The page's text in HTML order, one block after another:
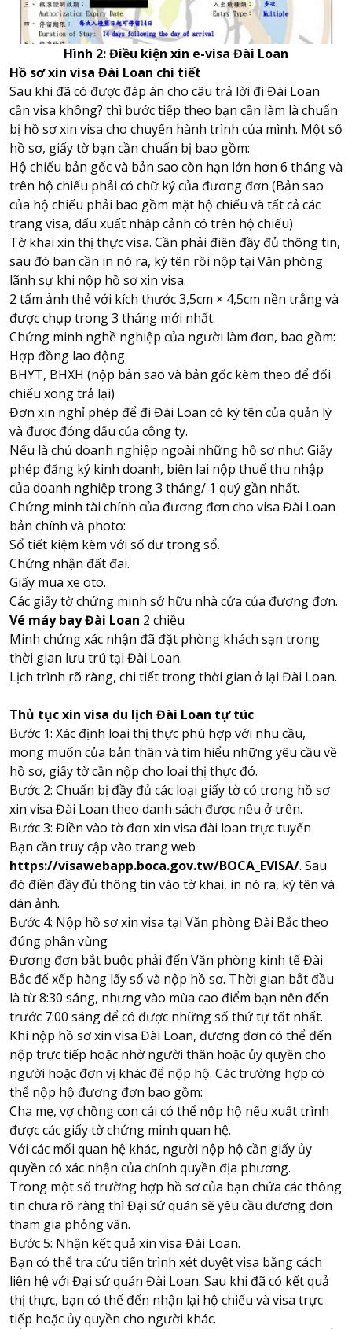
Hình 2: Điều kiện xin e-visa Đài Loan
Hồ sơ xin visa Đài Loan chi tiết
Sau khi đã có được đáp án cho câu trả lời đi Đài Loan
cần visa không? thì bước tiếp theo bạn cần làm là chuẩn
bị hồ sơ xin visa cho chuyến hành trình của mình. Một số
hồ sơ, giấy tờ bạn cần chuẩn bị bao gồm:
Hộ chiếu bản gốc và bản sao còn hạn lớn hơn 6 tháng và
trên hộ chiếu phải có chữ ký của đương đơn (Bản sao
của hộ chiếu phải bao gồm mặt hộ chiếu và tất cả các
trang visa, dấu xuất nhập cảnh có trên hộ chiếu)
Tờ khai xin thị thực visa. Cần phải điền đầy đủ thông tin,
sau đó bạn cần in nó ra, ký tên rồi nộp tại Văn phòng
lãnh sự khi nộp hồ sơ xin visa.
2 tấm ảnh thẻ với kích thước 3,5cm × 4,5cm nền trắng và
được chụp trong 3 tháng mới nhất.
Chứng minh nghề nghiệp của người làm đơn, bao gồm:
Hợp đồng lao động
BHYT, BHXH (nộp bản sao và bản gốc kèm theo để đối
chiếu xong trả lại)
Đơn xin nghỉ phép để đi Đài Loan có ký tên của quản lý
và được đóng dấu của công ty.
Nếu là chủ doanh nghiệp ngoài những hồ sơ như: Giấy
phép đăng ký kinh doanh, biên lai nộp thuế thu nhập
của doanh nghiệp trong 3 tháng/ 1 quý gần nhất.
Chứng minh tài chính của đương đơn cho visa Đài Loan
bản chính và photo:
Sổ tiết kiệm kèm với số dư trong sổ.
Chứng nhận đất đai.
Giấy mua xe oto.
Các giấy tờ chứng minh sở hữu nhà cửa của đương đơn.
Vé máy bay Đài Loan 2 chiều
Minh chứng xác nhận đã đặt phòng khách sạn trong
thời gian lưu trú tại Đài Loan.
Lịch trình rõ ràng, chi tiết trong thời gian ở lại Đài Loan.
Thủ tục xin visa du lịch Đài Loan tự túc
Bước 1: Xác định loại thị thực phù hợp với nhu cầu,
mong muốn của bản thân và tìm hiểu những yêu cầu về
hồ sơ, giấy tờ cần nộp cho loại thị thực đó.
Bước 2: Chuẩn bị đầy đủ các loại giấy tờ có trong hồ sơ
xin visa Đài Loan theo danh sách được nêu ở trên.
Bước 3: Điền vào tờ đơn xin visa đài loan trực tuyến
Bạn cần truy cập vào trang web
https://visawebapp.boca.gov.tw/BOCA_EVISA/. Sau
đó điền đầy đủ thông tin vào tờ khai, in nó ra, ký tên và
dán ảnh.
Bước 4: Nộp hồ sơ xin visa tại Văn phòng Đài Bắc theo
đúng phân vùng
Đương đơn bắt buộc phải đến Văn phòng kinh tế Đài
Bắc để xếp hàng lấy số và nộp hồ sơ. Thời gian bắt đầu
là từ 8:30 sáng, nhưng vào mùa cao điểm bạn nên đến
trước 7:00 sáng để có được những số thứ tự tốt nhất.
Khi nộp hồ sơ xin visa Đài Loan, đương đơn có thể đến
nộp trực tiếp hoặc nhờ người thân hoặc ủy quyền cho
người hoặc đơn vị khác để nộp hộ. Các trường hợp có
thể nộp hộ đương đơn bao gồm:
Cha mẹ, vợ chồng con cái có thể nộp hộ nếu xuất trình
được các giấy tờ chứng minh quan hệ.
Với các mối quan hệ khác, người nộp hộ cần giấy ủy
quyền có xác nhận của chính quyền địa phương.
Trong một số trường hợp hồ sơ của bạn chứa các thông
tin chưa rõ ràng thì Đại sứ quán sẽ yêu cầu đương đơn
tham gia phỏng vấn.
Bước 5: Nhận kết quả xin visa Đài Loan.
Bạn có thể tra cứu tiến trình xét duyệt visa bằng cách
liên hệ với Đại sứ quán Đài Loan. Sau khi đã có kết quả
thị thực, bạn có thể đến nhận lại hộ chiếu và visa trực
tiếp hoặc ủy quyền cho người khác.